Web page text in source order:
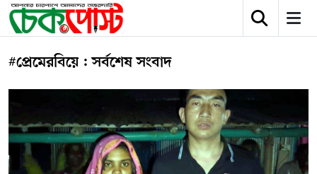
#প্রেমেরবিয়ে : সর্বশেষ সংবাদ